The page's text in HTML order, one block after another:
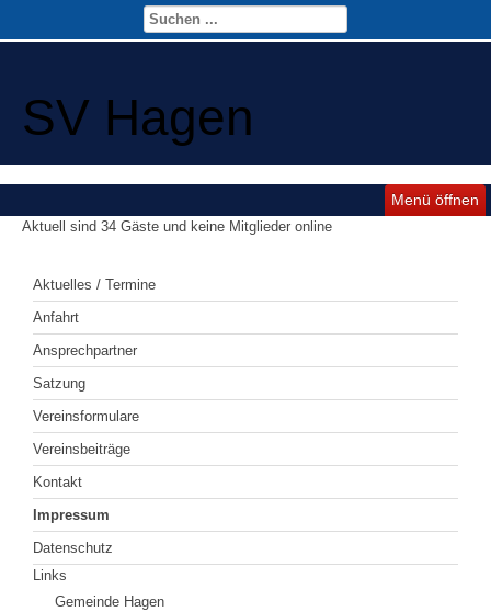
SV Hagen
Menü öffnen
Aktuell sind 34 Gäste und keine Mitglieder online
Aktuelles / Termine
Anfahrt
Ansprechpartner
Satzung
Vereinsformulare
Vereinsbeiträge
Kontakt
Impressum
Datenschutz
Links
Gemeinde Hagen